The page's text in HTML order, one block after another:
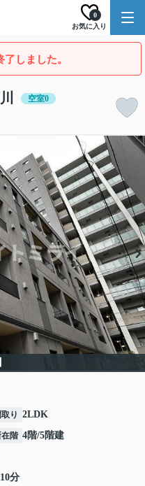
お気に入り
0
しました。
空室0
取り 2LDK
在階 4階/5階建
分